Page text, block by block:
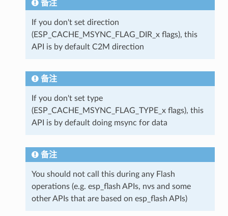
备注
If you don't set direction
(ESP_CACHE_MSYNC_FLAG_DIR_x flags), this
API is by default C2M direction
备注
If you don't set type
(ESP_CACHE_MSYNC_FLAG_TYPE_x flags), this
API is by default doing msync for data
备注
You should not call this during any Flash
operations (e.g. esp_flash APIs, nvs and some
other APIs that are based on esp_flash APIs)